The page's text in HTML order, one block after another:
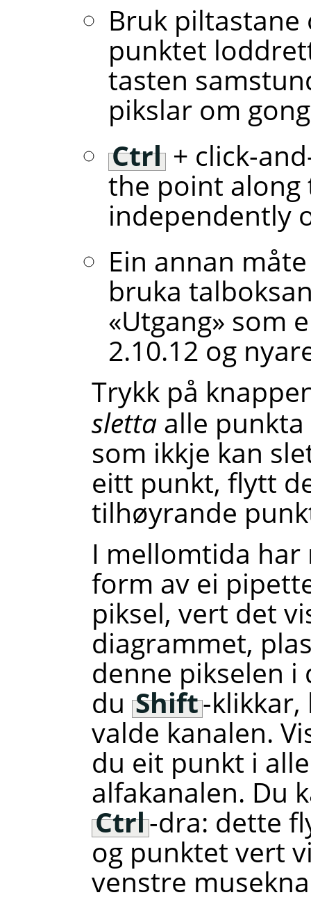
Bruk
punktet
tasten
pikslar om
Ctrl + click-
the point along
independently
Ein annan
bruka
«Utgang» som
2.10.12 og
Trykk på
slettaalle punkta
som ikkje kan
eitt punkt, flytt
tilhøyrande
I mellomtida
form av ei
piksel, vert det
diagrammet,
denne pikselen i
du Shift-
valde kanalen.
du eit punkt i
alfakanalen. Du
Ctrl-dra: dette
og punktet vert
venstre